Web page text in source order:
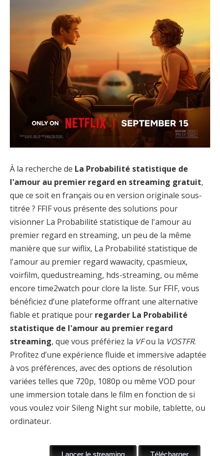
À la recherche de La Probabilité statistique de
l'amour au premier regard en streaming gratuit,
que ce soit en français ou en version originale sous-
titrée ? FFIF vous présente des solutions pour
visionner La Probabilité statistique de l'amour au
premier regard en streaming, un peu de la même
manière que sur wiflix, La Probabilité statistique de
l'amour au premier regard wawacity, cpasmieux,
voirfilm, quedustreaming, hds-streaming, ou même
encore time2watch pour clore la liste. Sur FFIF, vous
bénéficiez d’une plateforme offrant une alternative
fiable et pratique pour regarder La Probabilité
statistique de l'amour au premier regard
streaming, que vous préfériez la VFou la VOSTFR.
Profitez d’une expérience fluide et immersive adaptée
à vos préférences, avec des options de résolution
variées telles que 720p, 1080p ou même VOD pour
une immersion totale dans le film en fonction de si
vous voulez voir Sileng Night sur mobile, tablette, ou
ordinateur.